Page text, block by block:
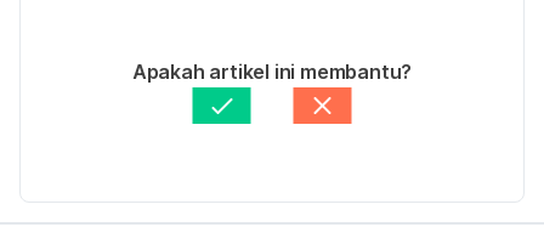
Agustus 2018.
Ditulis oleh Rena Widyawinata
Ditinjau secara medis oleh
dr. Tania Savitri
Diperbarui oleh: Diah Ayu Lestari
Apakah artikel ini membantu?